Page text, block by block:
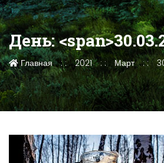
День:
Главная 2021 Март